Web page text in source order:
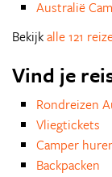
Australië
Bekijkalle 121
Vind je
Rondreizen
Vliegtickets
Camper
Backpacken